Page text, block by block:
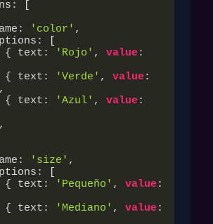
name:
'color' ,
          { text:
'Rojo' , value
          { text:
'Verde' , value
          { text:
'Azul' , value
name:
'size' ,
          { text:
'Pequeño' , value
          { text:
'Mediano' , value